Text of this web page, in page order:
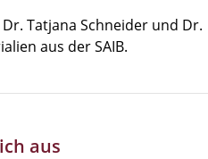
Tatjana Schneider und Dr.
aus der SAIB.
aus